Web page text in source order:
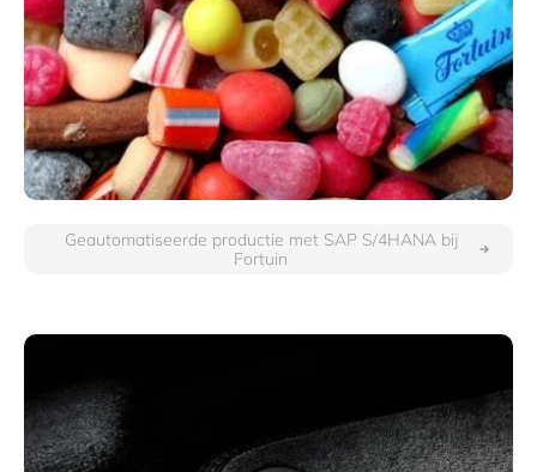
Geautomatiseerde productie met SAP S/4HANA bij
Fortuin